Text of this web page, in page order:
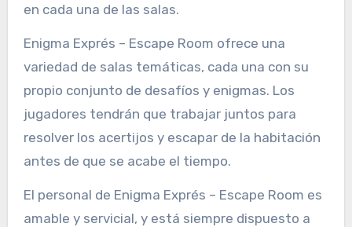
en cada una de las salas.
Enigma Exprés – Escape Room ofrece una
variedad de salas temáticas, cada una con su
propio conjunto de desafíos y enigmas. Los
jugadores tendrán que trabajar juntos para
resolver los acertijos y escapar de la habitación
antes de que se acabe el tiempo.
El personal de Enigma Exprés – Escape Room es
amable y servicial, y está siempre dispuesto a